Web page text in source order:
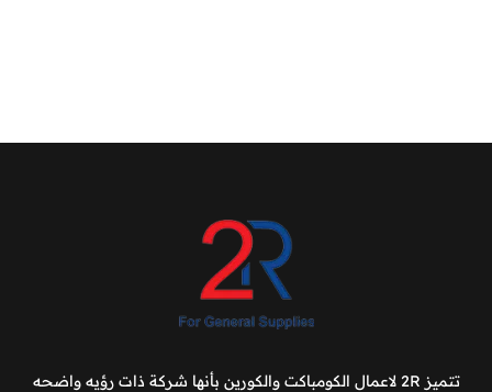
تتميز 2R لاعمال الكومباكت والكورين بأنها شركة ذات رؤيه واضحه